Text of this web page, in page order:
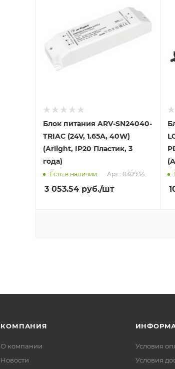
Блок питания ARV-SN24040-
TRIAC (24V, 1.65A, 40W)
(Arlight, IP20 Пластик, 3
года)
Есть в наличии Арт.: 030934
3 053.54 руб./шт
КОМПАНИЯ
О компании
Новости
Условия
Условия